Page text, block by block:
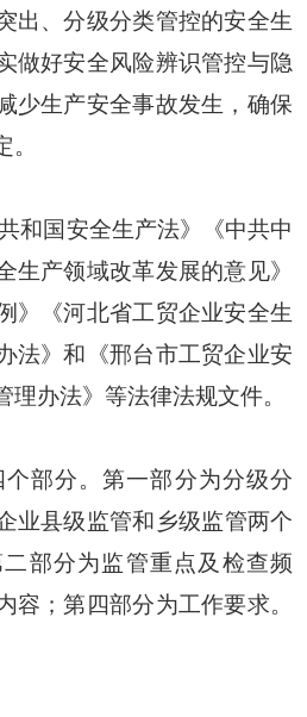
出、分级分类管控的安全生
做好安全风险辨识管控与隐
少生产安全事故发生 ，确保
和国安全生产法》《中共中
生产领域改革发展的意见》
》《河北省工贸企业安全生
法》和《邢台市工贸企业安
办法》 等法律法规文件。
个部分。第一部分为分级分
业县级监管和 乡级监管两个
部分为监管重点及检查频
容 ；第四部分为工作要求。